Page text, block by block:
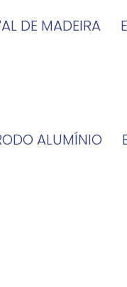
DE MADEIRA
ALUMÍNIO